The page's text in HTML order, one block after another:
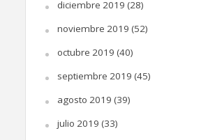
diciembre 2019 (28)
noviembre 2019 (52)
octubre 2019 (40)
septiembre 2019 (45)
agosto 2019 (39)
julio 2019 (33)